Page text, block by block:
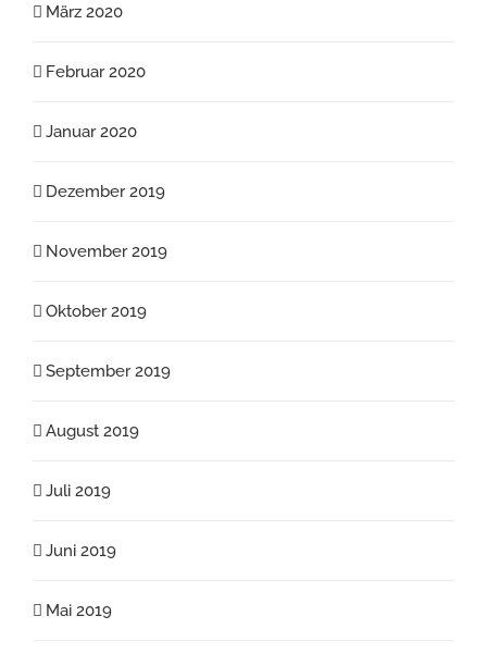
März 2020
Februar 2020
Januar 2020
Dezember 2019
November 2019
Oktober 2019
September 2019
August 2019
Juli 2019
Juni 2019
Mai 2019